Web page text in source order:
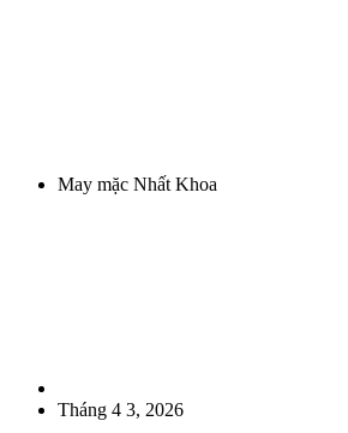
May mặc Nhất Khoa
Tháng 4 3, 2026